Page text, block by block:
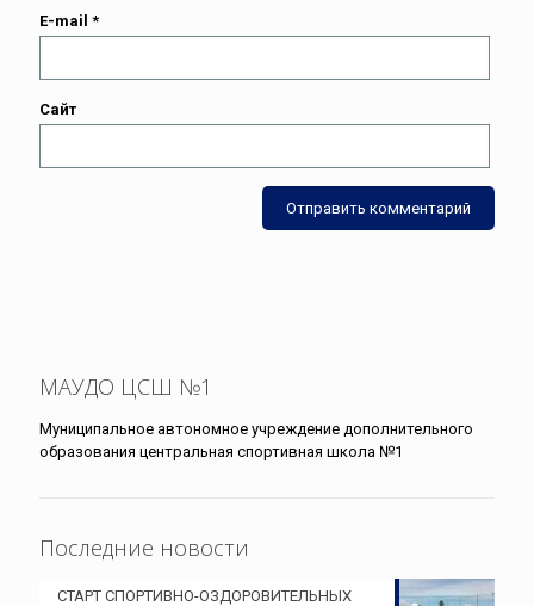
E-mail *
Сайт
МАУДО ЦСШ №1
Муниципальное автономное учреждение дополнительного
образования центральная спортивная школа №1
Последние новости
СТАРТ СПОРТИВНО-ОЗДОРОВИТЕЛЬНЫХ